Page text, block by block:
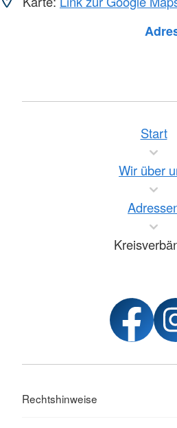
Start
Wir über
Rechtshinweise